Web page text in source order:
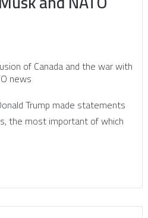
Trump made statements
the most important of which